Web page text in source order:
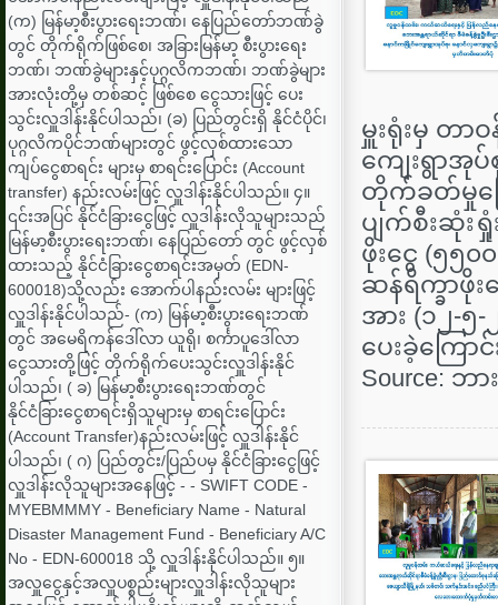
(က) မြန်မာ့စီးပွားရေးဘဏ်၊ နေပြည်တော်ဘဏ်ခွဲ
တွင် တိုက်ရိုက်ဖြစ်စေ၊ အခြားမြန်မာ့ စီးပွားရေး
ဘဏ်၊ ဘဏ်ခွဲများနှင့်ပုဂ္ဂလိကဘဏ်၊ ဘဏ်ခွဲများ
အားလုံးတို့မှ တစ်ဆင့် ဖြစ်စေ ငွေသားဖြင့် ပေး
သွင်းလှူဒါန်းနိုင်ပါသည်၊ (ခ) ပြည်တွင်းရှိ နိုင်ငံပိုင်၊
ပုဂ္ဂလိကပိုင်ဘဏ်များတွင် ဖွင့်လှစ်ထားသော
ကျပ်ငွေစာရင်း များမှ စာရင်းပြောင်း (Account
transfer) နည်းလမ်းဖြင့် လှူဒါန်းနိုင်ပါသည်။ ၄။
၎င်းအပြင် နိုင်ငံခြားငွေဖြင့် လှူဒါန်းလိုသူများသည်
မြန်မာ့စီးပွားရေးဘဏ်၊ နေပြည်တော် တွင် ဖွင့်လှစ်
ထားသည့် နိုင်ငံခြားငွေစာရင်းအမှတ် (EDN-
600018)သို့လည်း အောက်ပါနည်းလမ်း များဖြင့်
လှူဒါန်းနိုင်ပါသည်- (က) မြန်မာ့စီးပွားရေးဘဏ်
တွင် အမေရိကန်ဒေါ်လာ ယူရို၊ စင်္ကာပူဒေါ်လာ
ငွေသားတို့ဖြင့် တိုက်ရိုက်ပေးသွင်းလှူဒါန်းနိုင်
ပါသည်၊ ( ခ) မြန်မာ့စီးပွားရေးဘဏ်တွင်
နိုင်ငံခြားငွေစာရင်းရှိသူများမှ စာရင်းပြောင်း
(Account Transfer)နည်းလမ်းဖြင့် လှူဒါန်းနိုင်
ပါသည်၊ ( ဂ) ပြည်တွင်း/ပြည်ပမှ နိုင်ငံခြားငွေဖြင့်
လှူဒါန်းလိုသူများအနေဖြင့် - - SWIFT CODE -
MYEBMMMY - Beneficiary Name - Natural
Disaster Management Fund - Beneficiary A/C
No - EDN-600018 သို့ လှူဒါန်းနိုင်ပါသည်။ ၅။
အလှူငွေနှင့်အလှူပစ္စည်းများလှူဒါန်းလိုသူများ
မှူးရုံးမှ တာ
ကျေးရွာအုပ်
တိုက်ခတ်မှုကြ
ပျက်စီးဆုံ
ဖိုးငွေ (၅၅
ဆန်ရိက္ခာဖိုး
အား (၁၂-
ပေးခဲ့ကြော
Source: ဘာ